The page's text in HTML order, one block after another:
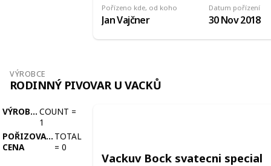
Pořízeno kde, od koho
Jan Vajčner
Datum pořízení
30 Nov 2018
VÝROBCE
RODINNÝ PIVOVAR U VACKŮ
VÝROBCE COUNT =
1
POŘIZOVACÍ
CENA
TOTAL
= 0
Vackuv Bock svatecni special